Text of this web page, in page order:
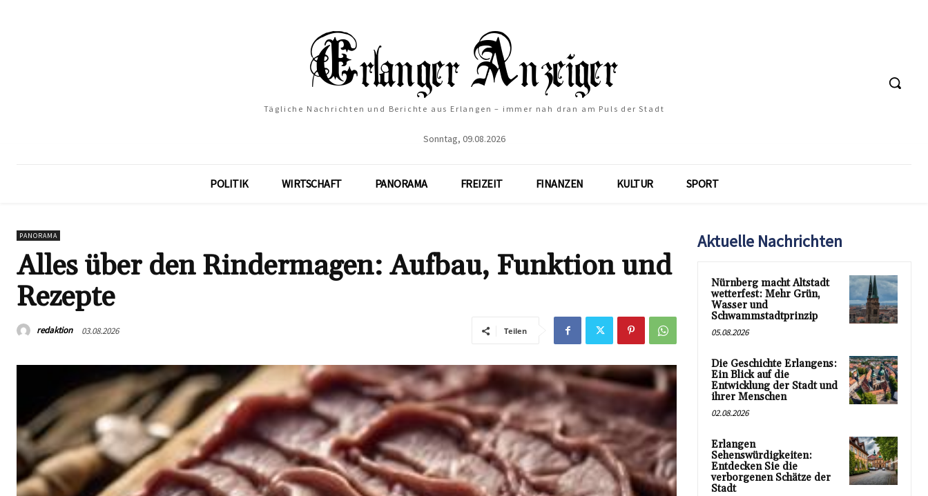
Tägliche Nachrichten und Berichte aus Erlangen – immer nah dran am Puls der Stadt
Sonntag, 09.08.2026
POLITIK WIRTSCHAFT PANORAMA FREIZEIT FINANZEN KULTUR SPORT
PANORAMA
Alles über den Rindermagen: Aufbau, Funktion und
Rezepte
redaktion 03.08.2026 Teilen
Aktuelle Nachrichten
Nürnberg macht Altstadt
wetterfest: Mehr Grün,
Wasser und
Schwammstadtprinzip
05.08.2026
Die Geschichte Erlangens:
Ein Blick auf die
Entwicklung der Stadt und
ihrer Menschen
02.08.2026
Erlangen
Sehenswürdigkeiten:
Entdecken Sie die
verborgenen Schätze der
Stadt